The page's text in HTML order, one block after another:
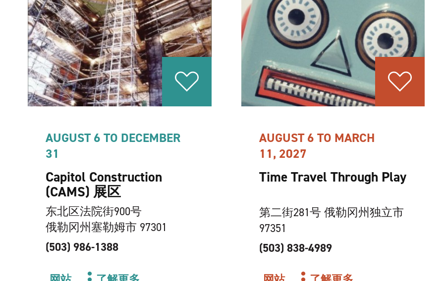
AUGUST 6 TO DECEMBER
31
Capitol Construction
(CAMS) 展区
东北区法院街900号
俄勒冈州塞勒姆市 97301
(503) 986-1388
AUGUST 6 TO MARCH
11, 2027
Time Travel Through Play
第二街281号 俄勒冈州独立市
97351
(503) 838-4989